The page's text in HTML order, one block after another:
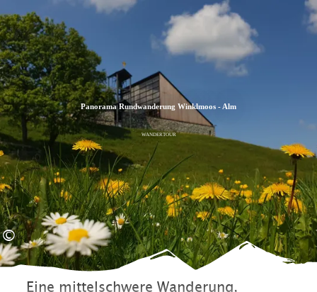
Zum
Inhalt
Zur
Suche
Zum
Footer
©
Panorama Rundwanderung Winklmoos - Alm
WANDERTOUR
Eine mittelschwere Wanderung,